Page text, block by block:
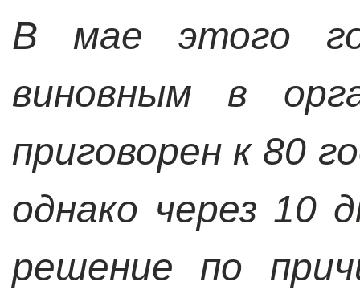
В мае этого
виновным в
приговорен к 80
однако через 10
решение по